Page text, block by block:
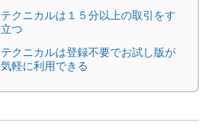
クニカルは１５分以上の取引をす
つ
クニカルは登録不要でお試し版が
軽に利用できる